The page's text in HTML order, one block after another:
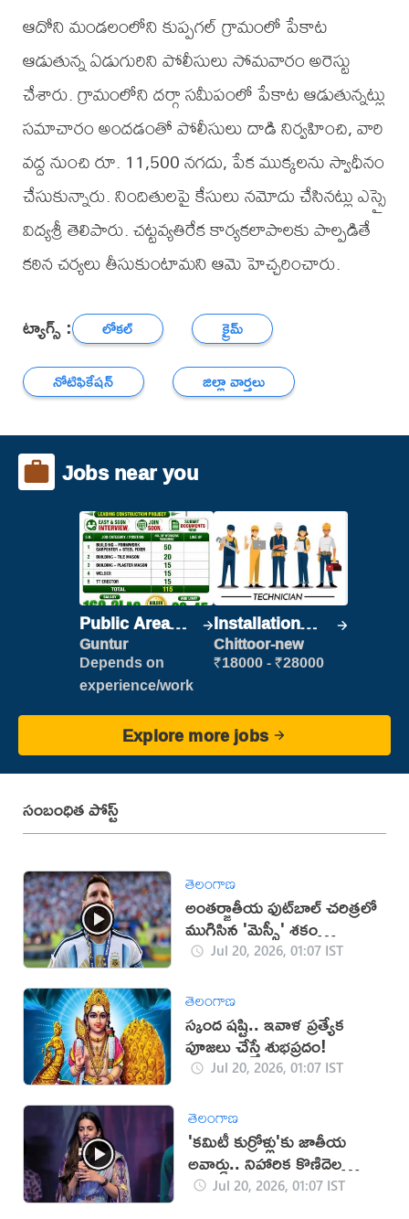
ఆదోని మండలంలోని కుప్పగల్ గ్రామంలో పేకాట
ఆడుతున్న ఏడుగురిని పోలీసులు సోమవారం అరెస్టు
చేశారు. గ్రామంలోని దర్గా సమీపంలో పేకాట ఆడుతున్నట్లు
సమాచారం అందడంతో పోలీసులు దాడి నిర్వహించి, వారి
వద్ద నుంచి రూ. 11,500 నగదు, పేక ముక్కలను స్వాధీనం
చేసుకున్నారు. నిందితులపై కేసులు నమోదు చేసినట్లు ఎస్సై
విద్యశ్రీ తెలిపారు. చట్టవ్యతిరేక కార్యకలాపాలకు పాల్పడితే
కఠిన చర్యలు తీసుకుంటామని ఆమె హెచ్చరించారు.
ట్యాగ్స్ : లోకల్
క్రైమ్
నోటిఫికేషన్
జిల్లా వార్తలు
Jobs near you
Public Area
Cleaner
Guntur
Depends on
experience/work
Installation
Engineer/
Helper
Chittoor-new
₹18000 - ₹28000
Explore more jobs
సంబంధిత పోస్ట్
తెలంగాణ
అంతర్జాతీయ ఫుట్‌బాల్‌ చరిత్రలో
ముగిసిన 'మెస్సీ' శకం
(VIDEO)
Jul 20, 2026, 01:07 IST
తెలంగాణ
స్కంద షష్టి.. ఇవాళ ప్రత్యేక
పూజలు చేస్తే శుభప్రదం!
Jul 20, 2026, 01:07 IST
తెలంగాణ
'కమిటీ కుర్రోళ్లు'కు జాతీయ
అవార్డు.. నిహారిక కొణిదెల
ఏమన్నారంటే? (వీడియో)
Jul 20, 2026, 01:07 IST